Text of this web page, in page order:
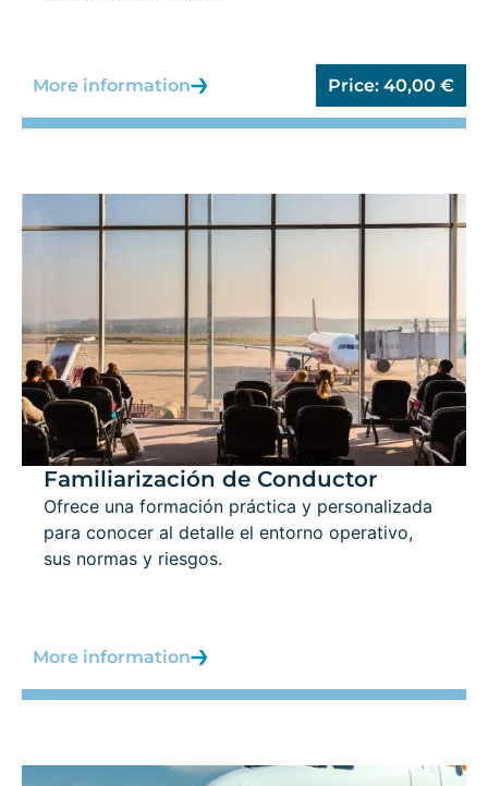
More information Price: 40,00 €
Familiarización de Conductor
Ofrece una formación práctica y personalizada
para conocer al detalle el entorno operativo,
sus normas y riesgos.
More information